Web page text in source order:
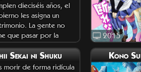
dieciséis años, el
les asigna un
La gente no
que pasar por la
de busca
2015
Sekai ni Shuku
morir de forma ridícula
Kono